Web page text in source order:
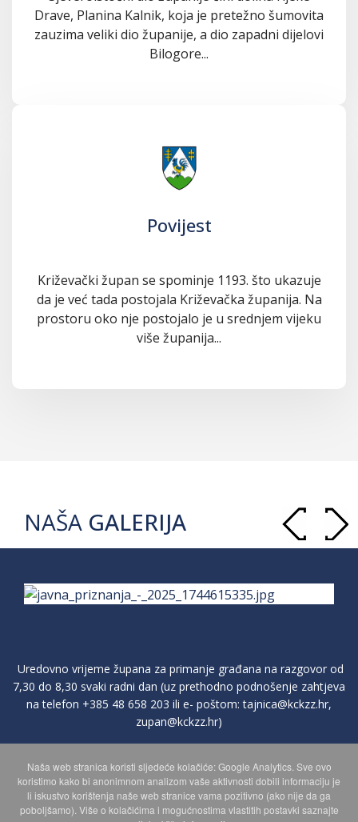
Drave, Planina Kalnik, koja je pretežno šumovita
zauzima veliki dio županije, a dio zapadni dijelovi
Bilogore...
Povijest
Križevački župan se spominje 1193. što ukazuje
da je već tada postojala Križevačka županija. Na
prostoru oko nje postojalo je u srednjem vijeku
više županija...
NAŠA GALERIJA
Uredovno vrijeme župana za primanje građana na razgovor od
7,30 do 8,30 svaki radni dan (uz prethodno podnošenje zahtjeva
na telefon +385 48 658 203 ili e- poštom:tajnica@kckzz.hr,
zupan@kckzz.hr)
POLITIKA ZAŠTITE PRIVATNOSTI OSOBNIH PODATAKA
MAPA WEBA
Naša web stranica koristi sljedeće kolačiće: Google Analytics. Sve ovo
koristimo kako bi anonimnom analizom vaše aktivnosti dobili informaciju je
li iskustvo korištenja naše web stranice vama pozitivno (ako nije da ga
poboljšamo). Više o kolačićima i mogućnostima vlastitih postavki saznajte